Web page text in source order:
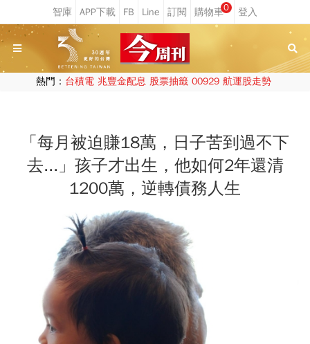
0
熱門： 台積電 兆豐金配息 股票抽籤 00929 航運股走勢
「每月被迫賺18萬，日子苦到過不下
去...」孩子才出生，他如何2年還清
1200萬，逆轉債務人生